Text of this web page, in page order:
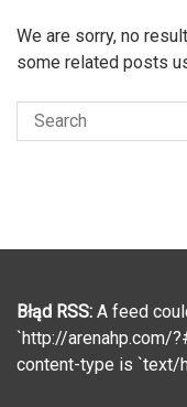
We are sorry, no
some related posts
Błąd RSS: A feed
`http://arenahp.com/
content-type is `text/